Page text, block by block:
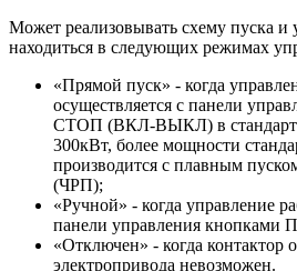
Может реализовывать схему пуска и
находиться в следующих режимах
«Прямой пуск» - когда
осуществляется с панели
СТОП (ВКЛ-ВЫКЛ) в
300кВт, более мощности
производится с плавным
(ЧРП);
«Ручной» - когда управление
панели управления
«Отключен» - когда контактор
электропривода невозможен.